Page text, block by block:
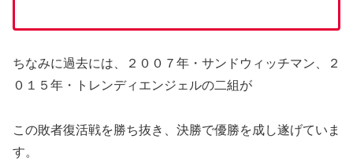
ちなみに過去には、２００７年・サンドウィッチマン、２
０１５年・トレンディエンジェルの二組が
この敗者復活戦を勝ち抜き、決勝で優勝を成し遂げていま
す。